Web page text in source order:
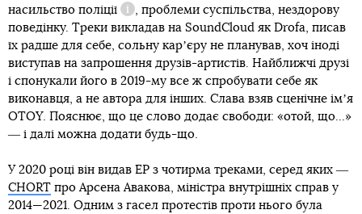
насильство поліції
Довідка
, проблеми суспільства, нездорову
поведінку. Треки викладав на SoundCloud як Drofa, писав
їх радше для себе, сольну карʼєру не планував, хоч іноді
виступав на запрошення друзів-артистів. Найближчі друзі
і спонукали його в 2019-му все ж спробувати себе як
виконавця, а не автора для інших. Слава взяв сценічне імʼя
OTOY. Пояснює, що це слово додає свободи: «отой, що…»
― і далі можна додати будь-що.
У 2020 році він видав ЕР з чотирма треками, серед яких ―
CHORT про Арсена Авакова, міністра внутрішніх справ у
2014—2021. Одним з гасел протестів проти нього була